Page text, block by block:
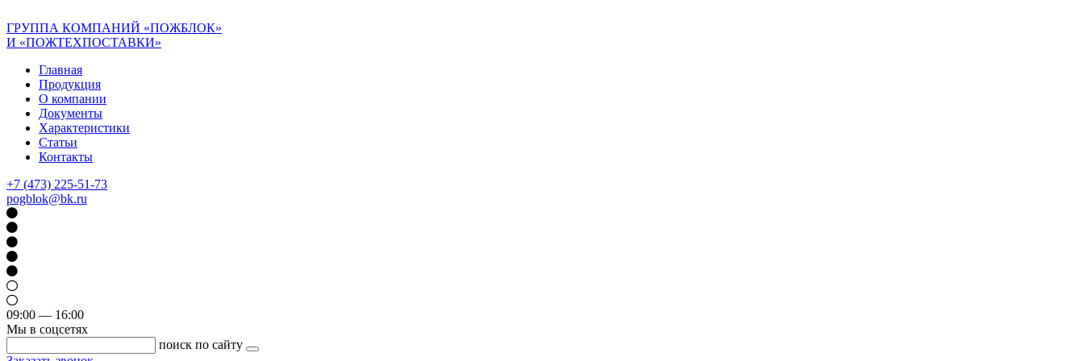
ГРУППА КОМПАНИЙ «ПОЖБЛОК»
И «ПОЖТЕХПОСТАВКИ»
Главная
Продукция
О компании
Документы
Характеристики
Статьи
Контакты
+7 (473) 225-51-73
pogblok@bk.ru
09:00 — 16:00
Мы в соцсетях
поиск по сайту